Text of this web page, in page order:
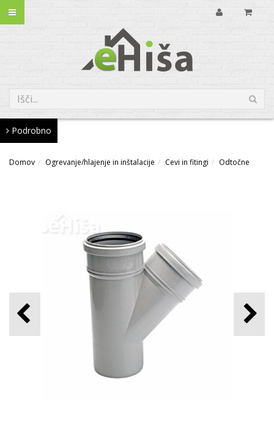
Podrobno
Domov Ogrevanje/hlajenje in inštalacije Cevi in fitingi Odtočne